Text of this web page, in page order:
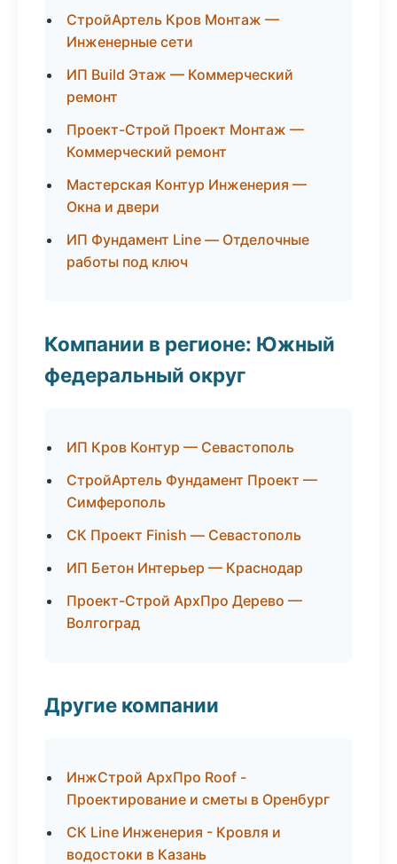
СтройАртель Кров Монтаж —
Инженерные сети
ИП Build Этаж — Коммерческий
ремонт
Проект-Строй Проект Монтаж —
Коммерческий ремонт
Мастерская Контур Инженерия —
Окна и двери
ИП Фундамент Line — Отделочные
работы под ключ
Компании в регионе: Южный
федеральный округ
ИП Кров Контур — Севастополь
СтройАртель Фундамент Проект —
Симферополь
СК Проект Finish — Севастополь
ИП Бетон Интерьер — Краснодар
Проект-Строй АрхПро Дерево —
Волгоград
Другие компании
ИнжСтрой АрхПро Roof -
Проектирование и сметы в Оренбург
СК Line Инженерия - Кровля и
водостоки в Казань